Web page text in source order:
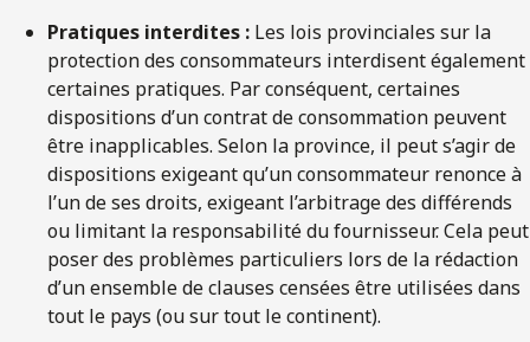
Pratiques interdites : Les lois provinciales sur la
protection des consommateurs interdisent également
certaines pratiques. Par conséquent, certaines
dispositions d’un contrat de consommation peuvent
être inapplicables. Selon la province, il peut s’agir de
dispositions exigeant qu’un consommateur renonce à
l’un de ses droits, exigeant l’arbitrage des différends
ou limitant la responsabilité du fournisseur. Cela peut
poser des problèmes particuliers lors de la rédaction
d’un ensemble de clauses censées être utilisées dans
tout le pays (ou sur tout le continent).